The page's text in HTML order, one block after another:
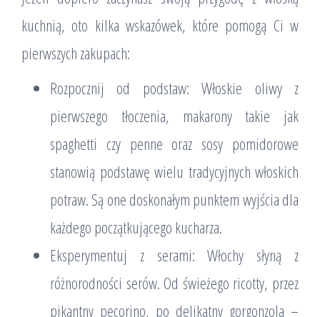
kuchnią, oto kilka wskazówek, które pomogą Ci w
pierwszych zakupach:
Rozpocznij od podstaw: Włoskie oliwy z
pierwszego tłoczenia, makarony takie jak
spaghetti czy penne oraz sosy pomidorowe
stanowią podstawę wielu tradycyjnych włoskich
potraw. Są one doskonałym punktem wyjścia dla
każdego początkującego kucharza.
Eksperymentuj z serami: Włochy słyną z
różnorodności serów. Od świeżego ricotty, przez
pikantny pecorino, po delikatny gorgonzola –